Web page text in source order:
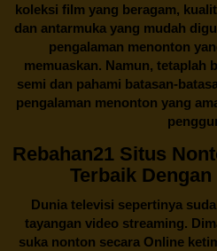
koleksi film yang beragam,
dan antarmuka yang mudah
pengalaman menonton
memuaskan. Namun, tetaplah
semi dan pahami batasan-
pengalaman menonton yang
Rebahan21 Situs
Terbaik
Dunia televisi sepertinya
tayangan video streaming.
suka nonton secara Online